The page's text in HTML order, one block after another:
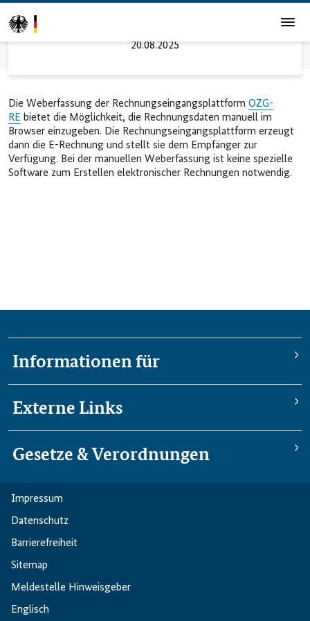
20.08.2025
Die Weberfassung der Rechnungseingangsplattform OZG-
RE bietet die Möglichkeit, die Rechnungsdaten manuell im
Browser einzugeben. Die Rechnungseingangsplattform erzeugt
dann die E-Rechnung und stellt sie dem Empfänger zur
Verfügung. Bei der manuellen Weberfassung ist keine spezielle
Software zum Erstellen elektronischer Rechnungen notwendig.
Informationen für
Externe Links
Gesetze & Verordnungen
Impressum
Datenschutz
Barriere­freiheit
Sitemap
Meldestelle Hinweisgeber
Englisch